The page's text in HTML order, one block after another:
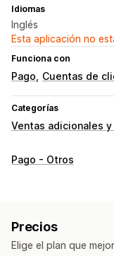
Idiomas
Inglés
Esta aplicación no
Funciona con
Pago Cuentas de
Categorías
Ventas adicionales
Personalización
Regalos gratis
Recomendaciones
Pago - Otros
Precios
Elige el plan que